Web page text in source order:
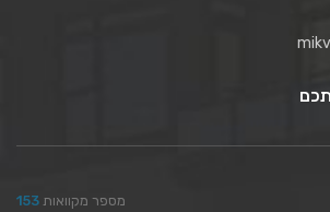
153 מספר מקוואות